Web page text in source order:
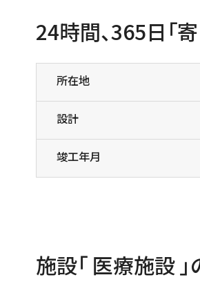
24時間、365日「
所在地
設計
竣工年月
施設「 医療施設